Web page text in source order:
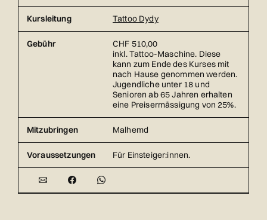
Kursleitung Tattoo Dydy
Gebühr
CHF 510,00
inkl. Tattoo-Maschine. Diese
kann zum Ende des Kurses mit
nach Hause genommen werden.
Jugendliche unter 18 und
Senioren ab 65 Jahren erhalten
eine Preisermässigung von 25%.
Mitzubringen Malhemd
Voraussetzungen Für Einsteiger:innen.